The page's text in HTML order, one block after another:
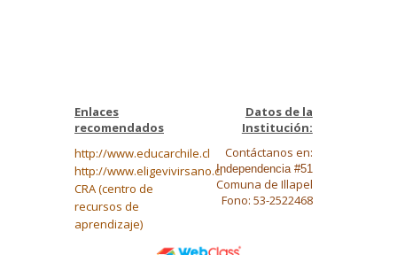
Enlaces
recomendados
http://www.educarchile.cl
http://www.eligevivirsano.cl
CRA (centro de
recursos de
aprendizaje)
Datos de la
Institución:
Contáctanos en:
Independencia #51
Comuna de Illapel
Fono: 53-2522468